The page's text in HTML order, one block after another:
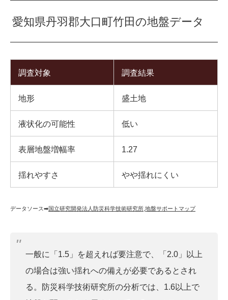
愛知県丹羽郡大口町竹田の地盤データ
調査対象 調査結果
地形 盛土地
液状化の可能性 低い
表層地盤増幅率 1.27
揺れやすさ やや揺れにくい
データソース➡︎国立研究開発法人防災科学技術研究所 地盤サポートマップ
一般に「1.5」を超えれば要注意で、「2.0」以上
の場合は強い揺れへの備えが必要であるとされ
る。防災科学技術研究所の分析では、1.6以上で